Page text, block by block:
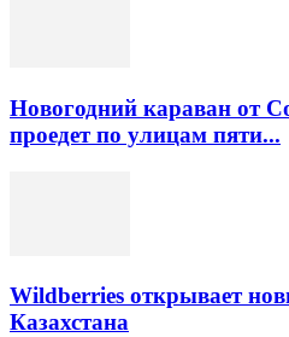
Новогодний караван от
проедет по улицам пяти...
Wildberries открывает
Казахстана